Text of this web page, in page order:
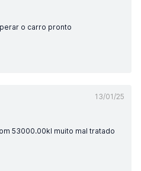
o carro pronto
13/01/25
53000.00kl muito mal tratado